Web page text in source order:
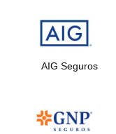
AIG Seguros